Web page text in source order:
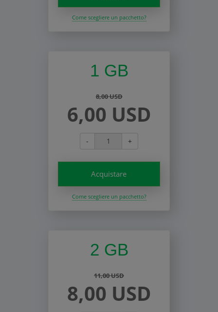
Come scegliere un pacchetto?
1 GB
8,00 USD
6,00 USD
- +
Acquistare
Come scegliere un pacchetto?
2 GB
11,00 USD
8,00 USD